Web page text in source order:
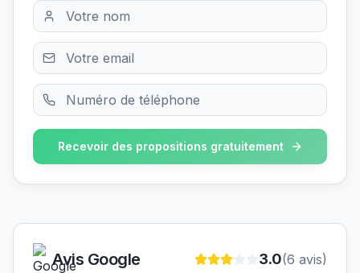
Recevoir des propositions gratuitement
Avis Google 3.0(6 avis)